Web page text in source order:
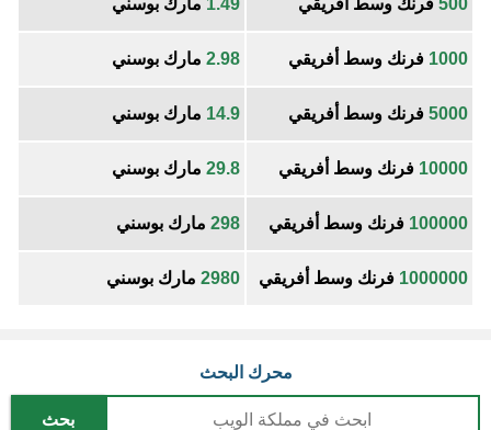
500 فرنك وسط أفريقي 1.49 مارك بوسني
1000 فرنك وسط أفريقي 2.98 مارك بوسني
5000 فرنك وسط أفريقي 14.9 مارك بوسني
10000 فرنك وسط أفريقي 29.8 مارك بوسني
100000 فرنك وسط أفريقي 298 مارك بوسني
1000000 فرنك وسط أفريقي 2980 مارك بوسني
محرك البحث
بحث